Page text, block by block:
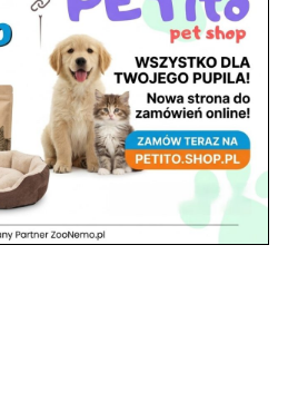
Zadbaj o komfort swojego pupila
ZooNemo
– Internetowy Sklep Zoologiczny
Dla Twojego Pupila | ZooNemo